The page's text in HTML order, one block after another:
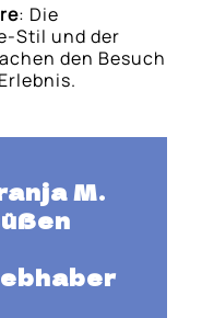
: Die
Stil und der
den Besuch
M.